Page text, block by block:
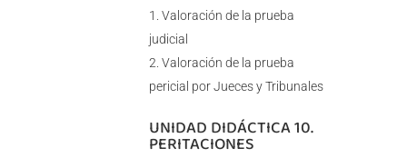
Valoración de la prueba
judicial
Valoración de la prueba
pericial por Jueces y Tribunales
UNIDAD DIDÁCTICA 10.
PERITACIONES